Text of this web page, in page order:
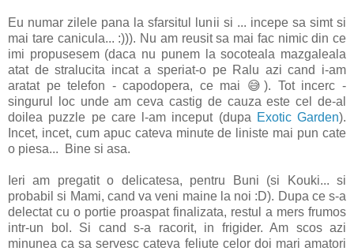
Eu numar zilele pana la sfarsitul lunii si ... incepe sa simt si
mai tare canicula... :))). Nu am reusit sa mai fac nimic din ce
imi propusesem (daca nu punem la socoteala mazgaleala
atat de stralucita incat a speriat-o pe Ralu azi cand i-am
aratat pe telefon - capodopera, ce mai 😅). Tot incerc -
singurul loc unde am ceva castig de cauza este cel de-al
doilea puzzle pe care l-am inceput (dupa Exotic Garden).
Incet, incet, cum apuc cateva minute de liniste mai pun cate
o piesa... Bine si asa.
Ieri am pregatit o delicatesa, pentru Buni (si Kouki... si
probabil si Mami, cand va veni maine la noi :D). Dupa ce s-a
delectat cu o portie proaspat finalizata, restul a mers frumos
intr-un bol. Si cand s-a racorit, in frigider. Am scos azi
minunea ca sa servesc cateva feliute celor doi mari amatori